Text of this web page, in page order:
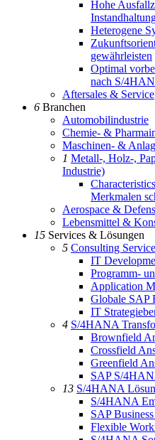
Hohe
Heterogene
gewährleisten
Optimal
nach S/
Aftersales & Service
6 Branchen
Automobilindustrie
Chemie- &
Maschinen- &
1 Metall-, Holz-,
Industrie)
Merkmalen
Aerospace &
Lebensmittel &
15 Services & Lösungen
5 Consulting
IT
Programm-
Application
Globale SAP
IT
4 S/4HANA
Brownfield
Crossfield
Greenfield
SAP S/
13 S/4HANA
S/4HANA
SAP
Flexible